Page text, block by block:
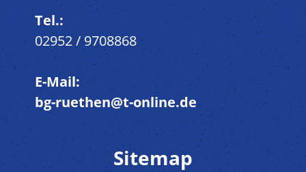
Tel.:
02952 / 9708868
E-Mail:
bg-ruethen@t-online.de
Sitemap